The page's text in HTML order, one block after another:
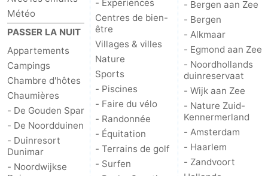
Météo
PASSER LA NUIT
Appartements
Campings
Chambre d'hôtes
Chaumières
- De Gouden Spar
- De Noordduinen
- Duinresort
Dunimar
- Noordwijkse
- Experiences
Centres de bien-
être
Villages & villes
Nature
Sports
- Piscines
- Faire du vélo
- Randonnée
- Équitation
- Terrains de golf
- Surfen
- Bergen aan Zee
- Bergen
- Alkmaar
- Egmond aan Zee
- Noordhollands
duinreservaat
- Wijk aan Zee
- Nature Zuid-
Kennermerland
- Amsterdam
- Haarlem
- Zandvoort